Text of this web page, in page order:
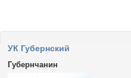
УК Губернский
Губернчанин